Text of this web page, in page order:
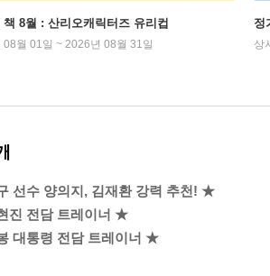
책 8월 : 산리오캐릭터즈 유리컵
08월 01일 ~ 2026년 08월 31일
정
상
선수 양의지, 김재환 강력 추천! ★
진 전담 트레이너 ★
대통령 전담 트레이너 ★